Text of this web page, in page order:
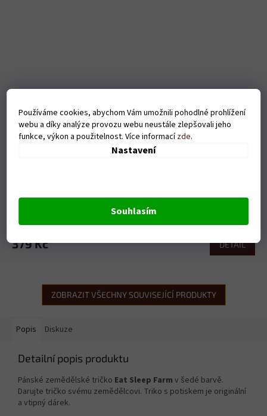
Používáme cookies, abychom Vám umožnili pohodlné prohlížení
webu a díky analýze provozu webu neustále zlepšovali jeho
funkce, výkon a použitelnost. Více informacízde.
Nastavení
Souhlasím
379 Kč DETAIL
ZOBRAZIT VŠECHNY SOUVISEJÍCÍ PRODUKTY
Popis Diskuze
Detailní popis produktu
Pánské zemědělské tričko Eat Sleep Farm v šedé barvě.
Darujte tričko svému zemědělcovi. Triko s potiskem je originální
a vtipný dárek.